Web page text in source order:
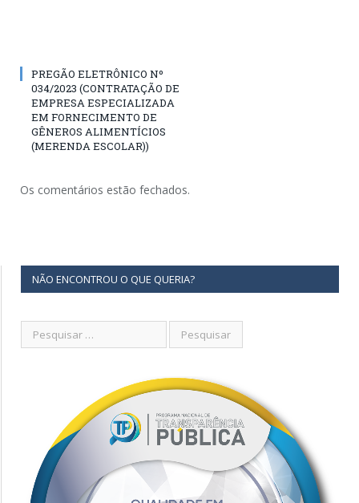
PREGÃO ELETRÔNICO Nº
034/2023 (CONTRATAÇÃO DE
EMPRESA ESPECIALIZADA
EM FORNECIMENTO DE
GÊNEROS ALIMENTÍCIOS
(MERENDA ESCOLAR))
Os comentários estão fechados.
NÃO ENCONTROU O QUE QUERIA?